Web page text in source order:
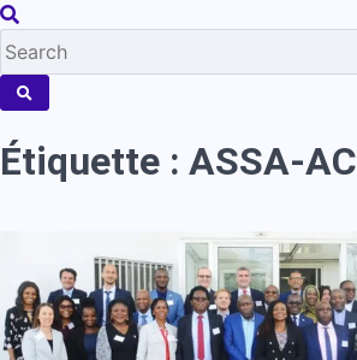
Étiquette : ASSA-AC